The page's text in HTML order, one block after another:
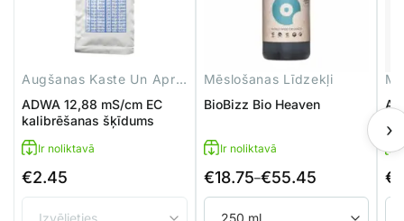
Augšanas Kaste Un Aprīkojums
ADWA 12,88 mS/cm EC
kalibrēšanas šķīdums
Ir noliktavā
€2.45
Mēslošanas Līdzekļi
BioBizz Bio Heaven
Ir noliktavā
€18.75–€55.45
Price
range:
€
›